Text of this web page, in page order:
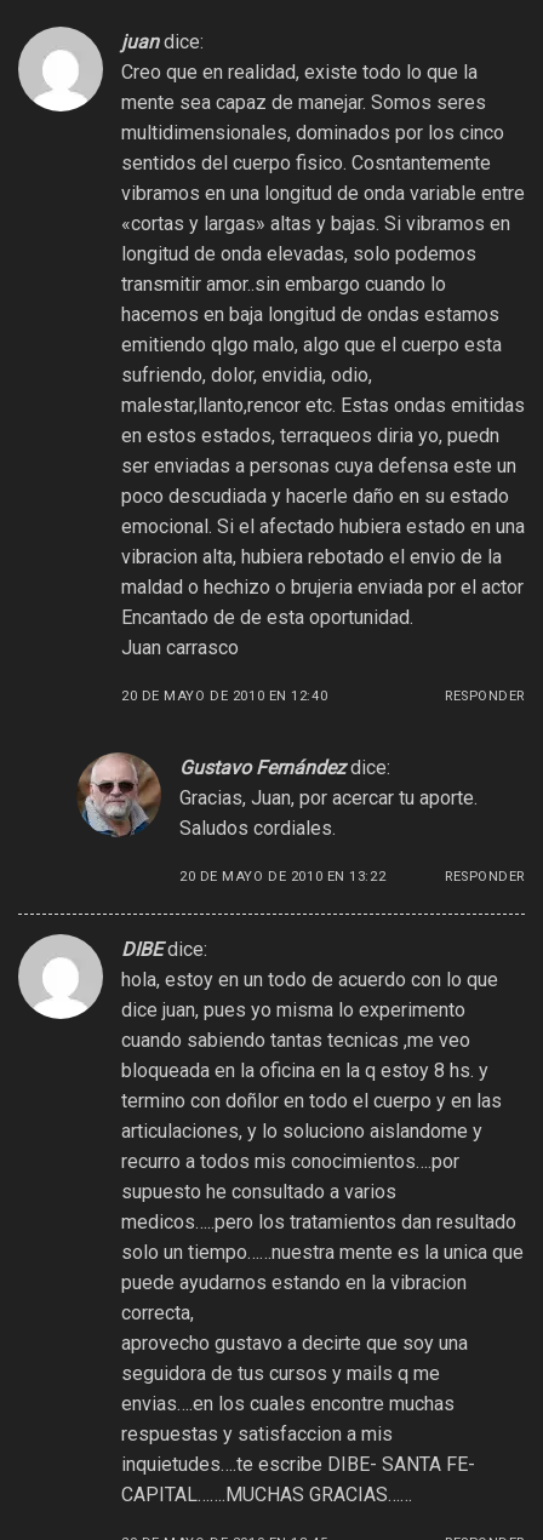
juan dice:
Creo que en realidad, existe todo lo que la
mente sea capaz de manejar. Somos seres
multidimensionales, dominados por los cinco
sentidos del cuerpo fisico. Cosntantemente
vibramos en una longitud de onda variable entre
«cortas y largas» altas y bajas. Si vibramos en
longitud de onda elevadas, solo podemos
transmitir amor..sin embargo cuando lo
hacemos en baja longitud de ondas estamos
emitiendo qlgo malo, algo que el cuerpo esta
sufriendo, dolor, envidia, odio,
malestar,llanto,rencor etc. Estas ondas emitidas
en estos estados, terraqueos diria yo, puedn
ser enviadas a personas cuya defensa este un
poco descudiada y hacerle daño en su estado
emocional. Si el afectado hubiera estado en una
vibracion alta, hubiera rebotado el envio de la
maldad o hechizo o brujeria enviada por el actor
Encantado de de esta oportunidad.
Juan carrasco
20 DE MAYO DE 2010 EN 12:40 RESPONDER
Gustavo Fernández dice:
Gracias, Juan, por acercar tu aporte.
Saludos cordiales.
20 DE MAYO DE 2010 EN 13:22 RESPONDER
DIBE dice:
hola, estoy en un todo de acuerdo con lo que
dice juan, pues yo misma lo experimento
cuando sabiendo tantas tecnicas ,me veo
bloqueada en la oficina en la q estoy 8 hs. y
termino con doñlor en todo el cuerpo y en las
articulaciones, y lo soluciono aislandome y
recurro a todos mis conocimientos….por
supuesto he consultado a varios
medicos…..pero los tratamientos dan resultado
solo un tiempo……nuestra mente es la unica que
puede ayudarnos estando en la vibracion
correcta,
aprovecho gustavo a decirte que soy una
seguidora de tus cursos y mails q me
envias….en los cuales encontre muchas
respuestas y satisfaccion a mis
inquietudes….te escribe DIBE- SANTA FE-
CAPITAL…….MUCHAS GRACIAS……